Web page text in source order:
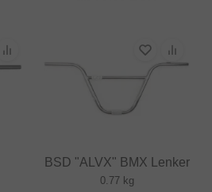
BSD "ALVX" BMX Lenker
0.77 kg